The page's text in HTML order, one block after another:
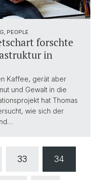
PEOPLE
forschte
in
Kaffee, gerät aber
und Gewalt in die
hat Thomas
wie sich der
33 34